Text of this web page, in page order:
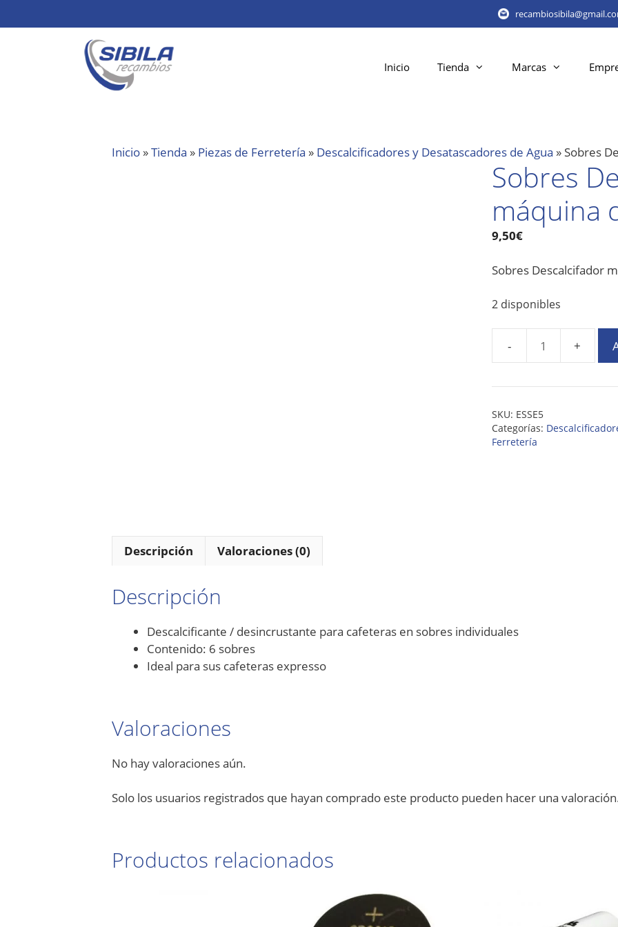
Inicio Tienda Marcas
Inicio »Tienda » Piezas de Ferretería » Descalcificadores y Desatascadores de Agua » Sobres
Sobres
máquina
9,50€
Sobres Descalcifador
2 disponibles
SKU: ESSE5
Categorías:
Ferretería
Descripción Valoraciones (0)
Descripción
Descalcificante / desincrustante para cafeteras en sobres individuales
Contenido: 6 sobres
Ideal para sus cafeteras expresso
Valoraciones
No hay valoraciones aún.
Solo los usuarios registrados que hayan comprado este producto pueden hacer una
Productos relacionados